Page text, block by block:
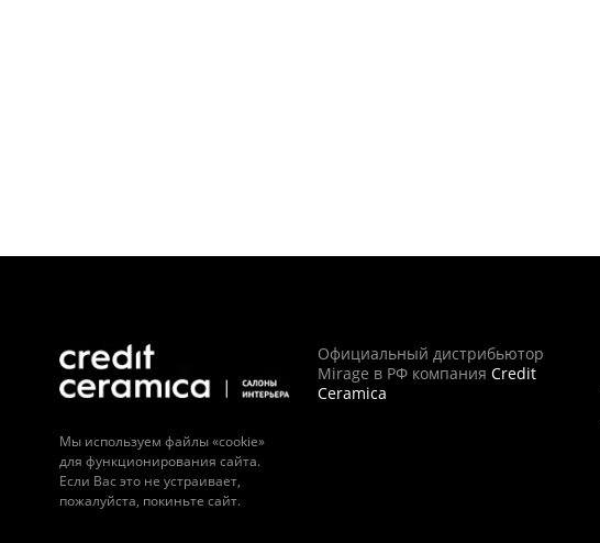
Мы используем файлы «cookie»
для функционирования сайта.
Если Вас это не устраивает,
пожалуйста, покиньте сайт.
Официальный дистрибьютор
Mirage в РФ компания Credit
Ceramica